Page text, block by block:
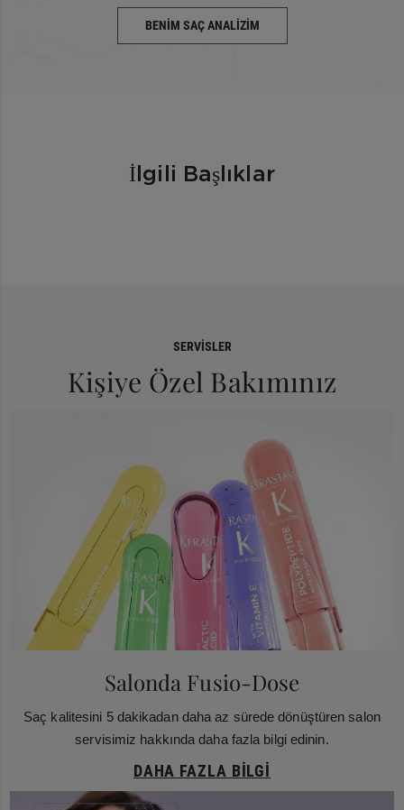
BENİM SAÇ ANALİZİM
İlgili Başlıklar
SERVISLER
Kişiye Özel Bakımınız
Salonda Fusio-Dose
Saç kalitesini 5 dakikadan daha az sürede dönüştüren salon
servisimiz hakkında daha fazla bilgi edinin.
DAHA FAZLA BILGI